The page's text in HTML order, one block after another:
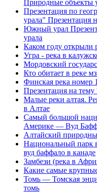
Природные объекты
Презентация по
урала" Презентация
Южный урал
урала
Каком году открыли
Угра - река в
Мордовский
Кто обитает в реке
Финская река номер
Презентация на
Малые реки алтая.
в Алтае
Самый большой
Америке — Вуд
Алтайский
Национальный парк
вуд баффало в канаде
Замбези (река в
Какие самые
Томь — Томская
томь